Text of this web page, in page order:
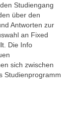
Studiengang
über den
Antworten zur
an Fixed
Die Info
sich zwischen
Studienprogramm